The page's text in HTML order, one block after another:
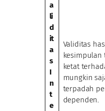
a
li
d
it
a
s
I
n
t
e
Validitas
ketat
mungkin
terpadah
dependen.